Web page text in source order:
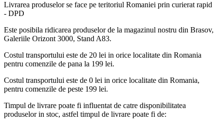
Livrarea produselor se face pe teritoriul Romaniei prin curierat rapid
- DPD
Este posibila ridicarea produselor de la magazinul nostru din Brasov,
Galeriile Orizont 3000, Stand A83.
Costul transportului este de 20 lei in orice localitate din Romania
pentru comenzile de pana la 199 lei.
Costul transportului este de 0 lei in orice localitate din Romania,
pentru comenzile de peste 199 lei.
Timpul de livrare poate fi influentat de catre disponibilitatea
produselor in stoc, astfel timpul de livrare poate fi de: